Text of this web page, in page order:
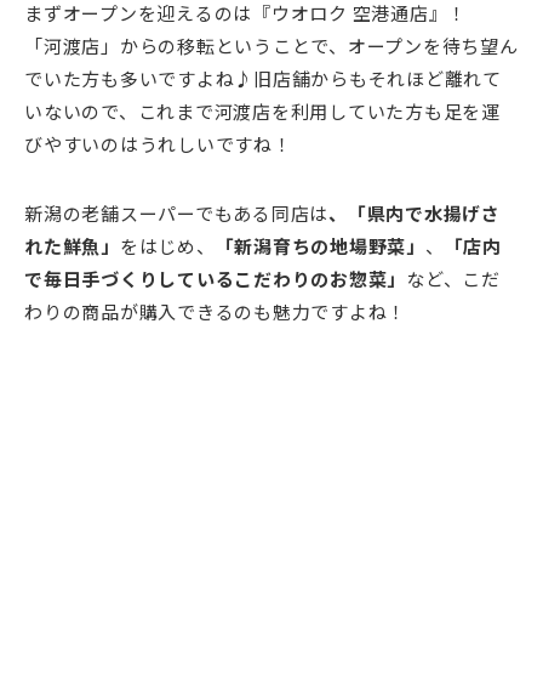
まずオープンを迎えるのは『ウオロク 空港通店』！
「河渡店」からの移転ということで、オープンを待ち望ん
でいた方も多いですよね♪旧店舗からもそれほど離れて
いないので、これまで河渡店を利用していた方も足を運
びやすいのはうれしいですね！
新潟の老舗スーパーでもある同店は、「県内で水揚げさ
れた鮮魚」 をはじめ、 「新潟育ちの地場野菜」 、
「店内
で毎日手づくりしているこだわりのお惣菜」 など、こだ
わりの商品が購入できるのも魅力ですよね！